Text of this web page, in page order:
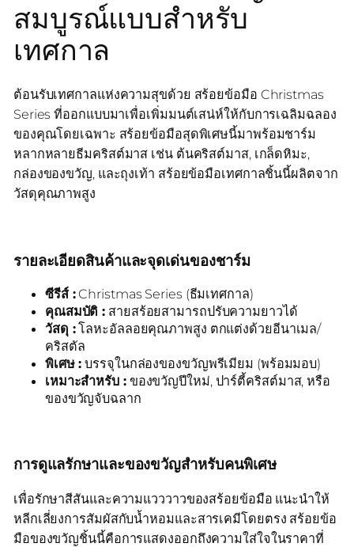
สมบูรณ์แบบสำหรับ
เทศกาล
ต้อนรับเทศกาลแห่งความสุขด้วย สร้อยข้อมือ Christmas
Series ที่ออกแบบมาเพื่อเพิ่มมนต์เสน่ห์ให้กับการเฉลิมฉลอง
ของคุณโดยเฉพาะ สร้อยข้อมือสุดพิเศษนี้มาพร้อมชาร์ม
หลากหลายธีมคริสต์มาส เช่น ต้นคริสต์มาส, เกล็ดหิมะ,
กล่องของขวัญ, และถุงเท้า สร้อยข้อมือเทศกาลชิ้นนี้ผลิตจาก
วัสดุคุณภาพสูง
รายละเอียดสินค้าและจุดเด่นของชาร์ม
ซีรีส์ :Christmas Series (ธีมเทศกาล)
คุณสมบัติ : สายสร้อยสามารถปรับความยาวได้
วัสดุ :โลหะอัลลอยคุณภาพสูง ตกแต่งด้วยอีนาเมล/
คริสตัล
พิเศษ : บรรจุในกล่องของขวัญพรีเมียม (พร้อมมอบ)
เหมาะสำหรับ :ของขวัญปีใหม่, ปาร์ตี้คริสต์มาส, หรือ
ของขวัญจับฉลาก
การดูแลรักษาและของขวัญสำหรับคนพิเศษ
เพื่อรักษาสีสันและความแวววาวของสร้อยข้อมือ แนะนำให้
หลีกเลี่ยงการสัมผัสกับน้ำหอมและสารเคมีโดยตรง สร้อยข้อ
มือของขวัญชิ้นนี้คือการแสดงออกถึงความใส่ใจในราคาที่